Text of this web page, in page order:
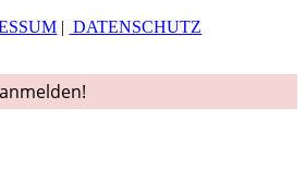
| DATENSCHUTZ